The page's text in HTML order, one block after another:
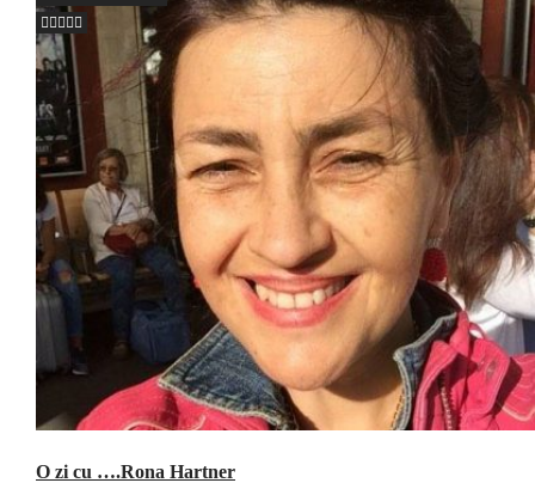
O zi cu ….Rona Hartner